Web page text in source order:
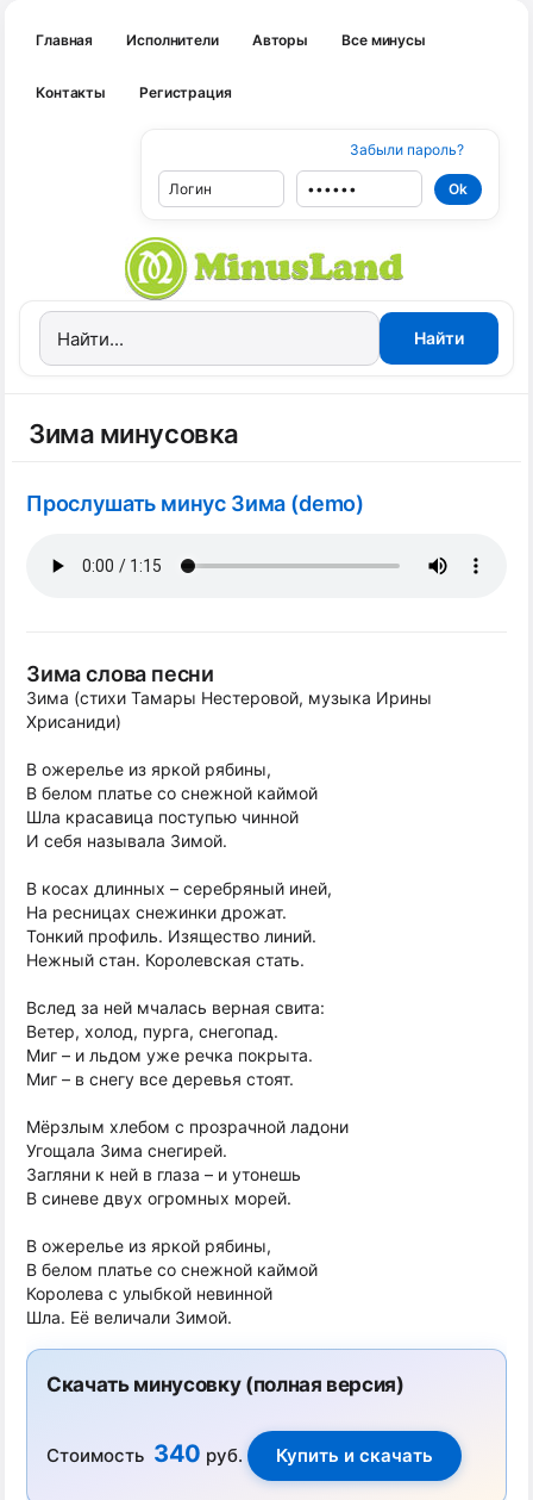
Главная Исполнители Авторы Все минусы
Контакты Регистрация
Забыли пароль?
Зима минусовка
Прослушать минус Зима (demo)
Зима слова песни
Зима (стихи Тамары Нестеровой, музыка Ирины
Хрисаниди)
В ожерелье из яркой рябины,
В белом платье со снежной каймой
Шла красавица поступью чинной
И себя называла Зимой.
В косах длинных – серебряный иней,
На ресницах снежинки дрожат.
Тонкий профиль. Изящество линий.
Нежный стан. Королевская стать.
Вслед за ней мчалась верная свита:
Ветер, холод, пурга, снегопад.
Миг – и льдом уже речка покрыта.
Миг – в снегу все деревья стоят.
Мёрзлым хлебом с прозрачной ладони
Угощала Зима снегирей.
Загляни к ней в глаза – и утонешь
В синеве двух огромных морей.
В ожерелье из яркой рябины,
В белом платье со снежной каймой
Королева с улыбкой невинной
Шла. Её величали Зимой.
Скачать минусовку (полная версия)
Стоимость 340 руб.